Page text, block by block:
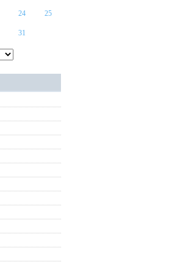
24 25
31